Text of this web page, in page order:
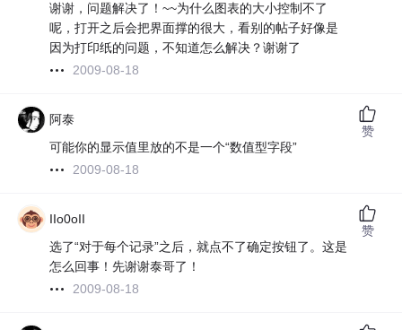
谢谢，问题解决了！~~为什么图表的大小控制不了
呢，打开之后会把界面撑的很大，看别的帖子好像是
因为打印纸的问题，不知道怎么解决？谢谢了
2009-08-18
阿泰
可能你的显示值里放的不是一个“数值型字段”
2009-08-18
赞
IIo0oII
选了“对于每个记录”之后，就点不了确定按钮了。这是
怎么回事！先谢谢泰哥了！
2009-08-18
赞